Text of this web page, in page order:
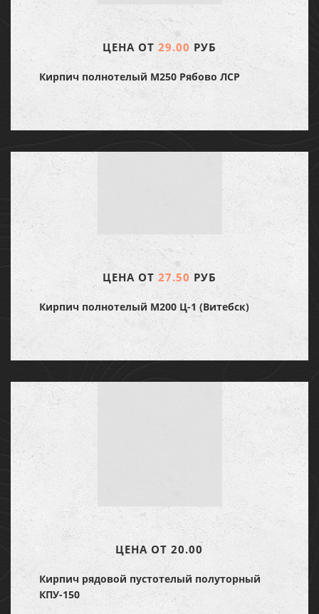
ЦЕНА ОТ 29.00 РУБ
Кирпич полнотелый М250 Рябово ЛСР
ЦЕНА ОТ 27.50 РУБ
Кирпич полнотелый М200 Ц-1 (Витебск)
ЦЕНА ОТ 20.00
Кирпич рядовой пустотелый полуторный
КПУ-150